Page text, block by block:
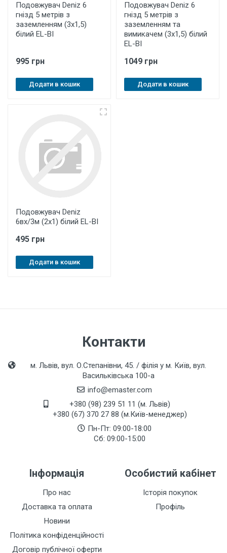
Подовжувач Deniz 6
гнізд 5 метрів з
заземленням (3х1,5)
білий EL-BI
995 грн
Додати в кошик
Подовжувач Deniz 6
гнізд 5 метрів з
заземленням та
вимикачем (3х1,5) білий
EL-BI
1049 грн
Додати в кошик
Подовжувач Deniz
6вх/3м (2х1) білий EL-BI
495 грн
Додати в кошик
Контакти
м. Львів, вул. О.Степанівни, 45. / філія у м. Київ, вул.
Васильківська 100-а
info@emaster.com
+380 (98) 239 51 11 (м. Львів)
+380 (67) 370 27 88 (м.Київ-менеджер)
Пн-Пт: 09:00-18:00
Сб: 09:00-15:00
Інформація
Про нас
Доставка та оплата
Новини
Політика конфіденційності
Договір публічної оферти
Особистий кабінет
Історія покупок
Профіль